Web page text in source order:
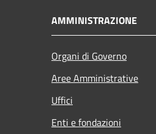
AMMINISTRAZIONE
Organi di Governo
Aree Amministrative
Uffici
Enti e fondazioni